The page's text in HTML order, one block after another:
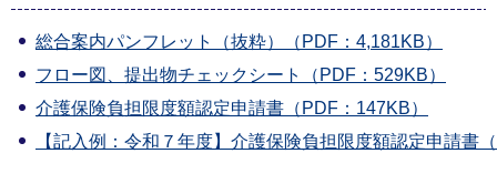
総合案内パンフレット（抜粋）（PDF：4,181KB）
フロー図、提出物チェックシート（PDF：529KB）
介護保険負担限度額認定申請書（PDF：147KB）
【記入例：令和７年度】介護保険負担限度額認定申請書